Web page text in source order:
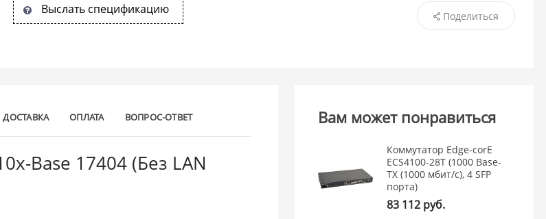
Выслать спецификацию Поделиться
ДОСТАВКА ОПЛАТА ВОПРОС-ОТВЕТ
Base 17404 (Без LAN
Вам может понравиться
Коммутатор Edge-corE
ECS4100-28T (1000 Base-
TX (1000 мбит/с), 4 SFP
порта)
83 112 руб.